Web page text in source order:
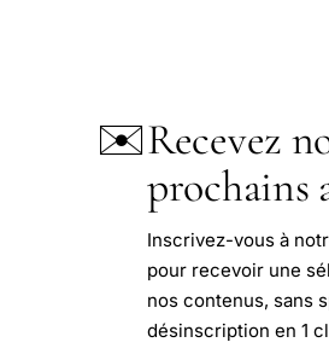
✉️Recevez
prochains
Inscrivez-vous à
pour recevoir une
nos contenus, sans
désinscription en 1